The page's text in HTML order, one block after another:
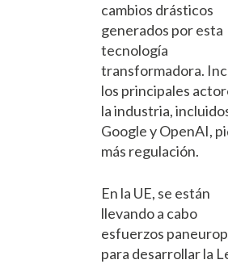
cambios drásticos
generados por esta
tecnología
transformadora.
los principales
la industria,
Google y OpenAI,
más regulación.
En la UE, se están
llevando a cabo
esfuerzos
para desarrollar la